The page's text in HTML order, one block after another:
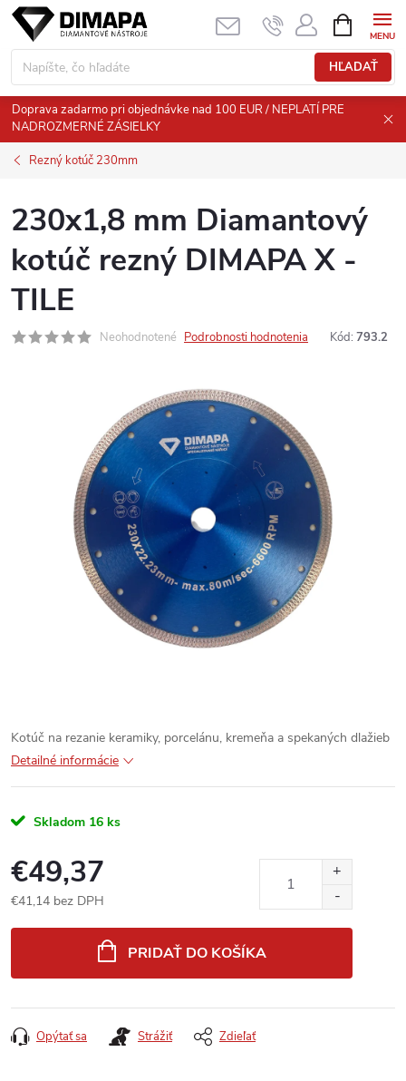
Prejsť
obsah
HĽADAŤ
KOŠÍK
Doprava zadarmo pri objednávke nad 100 EUR / NEPLATÍ PRE
NADROZMERNÉ ZÁSIELKY
Rezný kotúč 230mm
230x1,8 mm Diamantový
kotúč rezný DIMAPA X -
TILE
Neohodnotené Podrobnosti hodnotenia Kód: 793.2
Kotúč na rezanie keramiky, porcelánu, kremeňa a spekaných dlažieb
Detailné informácie
Skladom 16 ks
€49,37
€41,14 bez DPH
PRIDAŤ DO KOŠÍKA
Opýtať sa Strážiť Zdieľať